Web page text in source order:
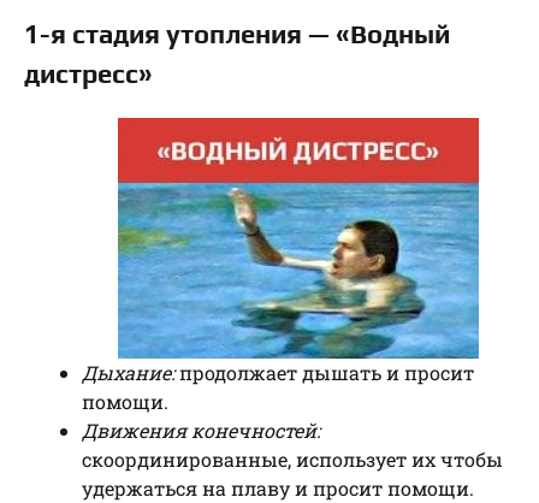
1-я стадия утопления — «Водный
дистресс»
Дыхание:продолжает дышать и просит
помощи.
Движения конечностей:
скоординированные, использует их чтобы
удержаться на плаву и просит помощи.